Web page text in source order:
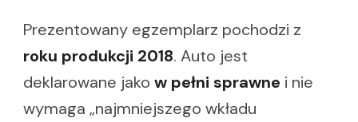
Prezentowany egzemplarz pochodzi z
roku produkcji 2018. Auto jest
deklarowane jako w pełni sprawne i nie
wymaga „najmniejszego wkładu